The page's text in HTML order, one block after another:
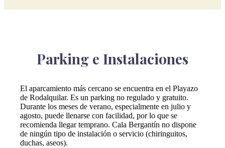
Parking e Instalaciones
El aparcamiento más cercano se encuentra en el Playazo
de Rodalquilar. Es un parking no regulado y gratuito.
Durante los meses de verano, especialmente en julio y
agosto, puede llenarse con facilidad, por lo que se
recomienda llegar temprano. Cala Bergantín no dispone
de ningún tipo de instalación o servicio (chiringuitos,
duchas, aseos).